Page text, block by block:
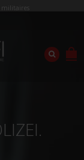
militaires